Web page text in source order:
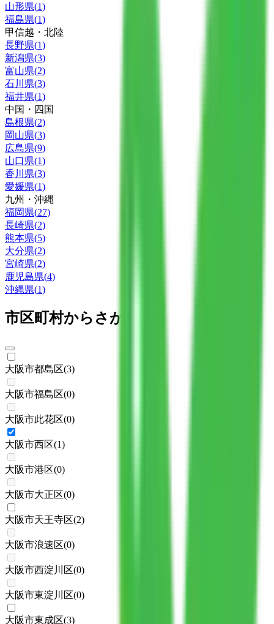
山形県(1)
福島県(1)
甲信越・北陸
長野県(1)
新潟県(3)
富山県(2)
石川県(3)
福井県(1)
中国・四国
島根県(2)
岡山県(3)
広島県(9)
山口県(1)
香川県(3)
愛媛県(1)
九州・沖縄
福岡県(27)
長崎県(2)
熊本県(5)
大分県(2)
宮崎県(2)
鹿児島県(4)
沖縄県(1)
市区町村からさがす
大阪市都島区(3)
大阪市福島区(0)
大阪市此花区(0)
大阪市西区(1)
大阪市港区(0)
大阪市大正区(0)
大阪市天王寺区(2)
大阪市浪速区(0)
大阪市西淀川区(0)
大阪市東淀川区(0)
大阪市東成区(3)